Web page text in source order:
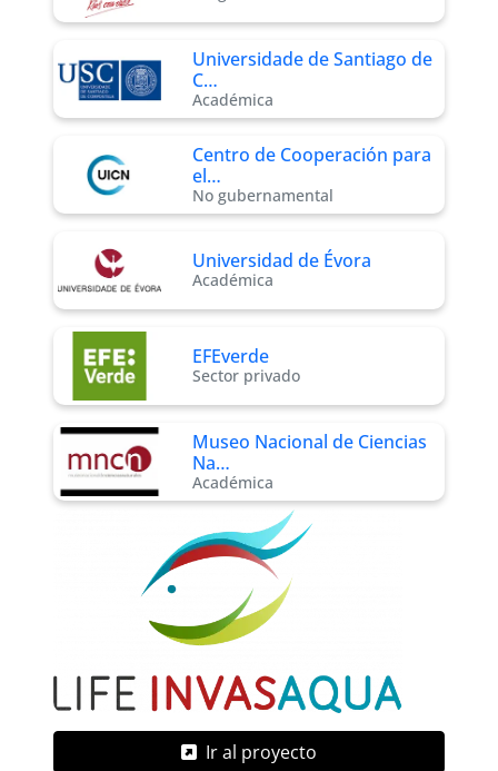
Universidade de Santiago de
C…
Académica
Centro de Cooperación para
el…
No gubernamental
Universidad de Évora
Académica
EFEverde
Sector privado
Museo Nacional de Ciencias
Na…
Académica
Ir al proyecto